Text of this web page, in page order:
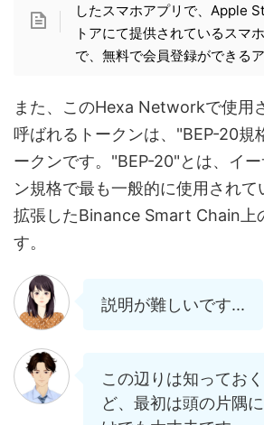
したスマホアプリで、Apple
トアにて提供されているスマ
で、無料で会員登録ができるア
また、このHexa Networkで使用
呼ばれるトークンは、"BEP-20規
ークンです。"BEP-20"とは、イ
ン規格で最も一般的に使用され
拡張したBinance Smart Chain上
す。
説明が難しいです...
この辺りは知ってお
ど、最初は頭の片隅